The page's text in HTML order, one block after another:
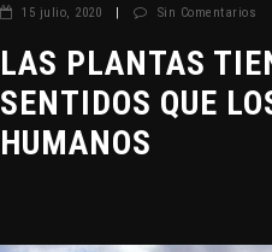
15 julio, 2020 | Sin Comentarios
LAS PLANTAS
SENTIDOS QUE
HUMANOS